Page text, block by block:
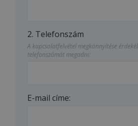
2. Telefonszám
A kapcsolatfelvétel megkönnyítése
telefonszámát megadni:
E-mail címe:
Besorolatlan